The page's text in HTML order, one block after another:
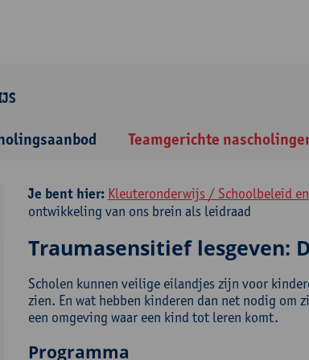
Teamgerichte
Je bent hier: Kleuteronderwijs / Schoolbeleid
ontwikkeling van ons brein als leidraad
Traumasensitief lesgeven:
Scholen kunnen veilige eilandjes zijn voor
zien. En wat hebben kinderen dan net nodig om
een omgeving waar een kind tot leren komt.
Programma